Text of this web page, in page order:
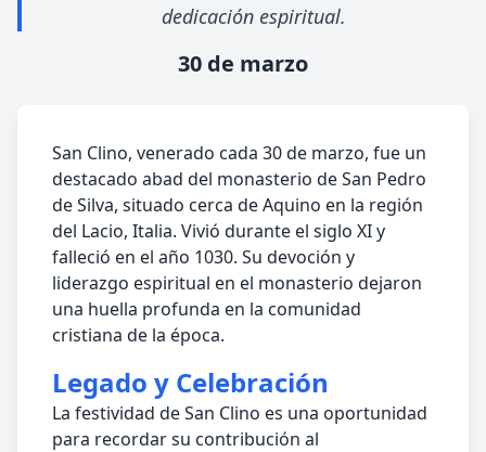
dedicación espiritual.
30 de marzo
San Clino, venerado cada 30 de marzo, fue un
destacado abad del monasterio de San Pedro
de Silva, situado cerca de Aquino en la región
del Lacio, Italia. Vivió durante el siglo XI y
falleció en el año 1030. Su devoción y
liderazgo espiritual en el monasterio dejaron
una huella profunda en la comunidad
cristiana de la época.
Legado y Celebración
La festividad de San Clino es una oportunidad
para recordar su contribución al